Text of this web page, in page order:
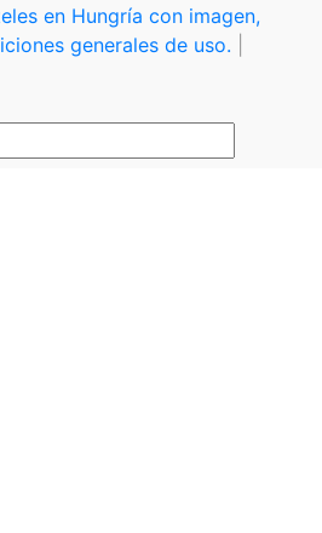
en Hungría con imagen,
generales de uso.